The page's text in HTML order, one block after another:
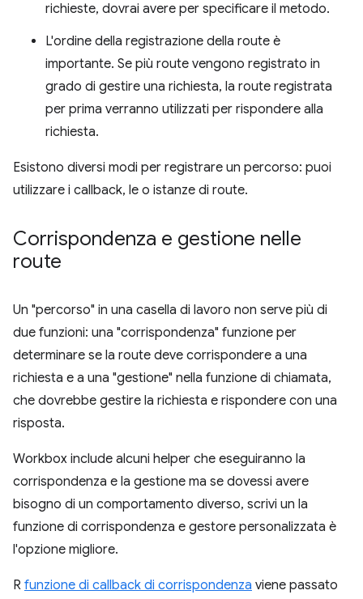
richieste, dovrai avere per specificare il metodo.
L'ordine della registrazione della route è
importante. Se più route vengono registrato in
grado di gestire una richiesta, la route registrata
per prima verranno utilizzati per rispondere alla
richiesta.
Esistono diversi modi per registrare un percorso: puoi
utilizzare i callback, le o istanze di route.
Corrispondenza e gestione nelle
route
Un "percorso" in una casella di lavoro non serve più di
due funzioni: una "corrispondenza" funzione per
determinare se la route deve corrispondere a una
richiesta e a una "gestione" nella funzione di chiamata,
che dovrebbe gestire la richiesta e rispondere con una
risposta.
Workbox include alcuni helper che eseguiranno la
corrispondenza e la gestione ma se dovessi avere
bisogno di un comportamento diverso, scrivi un la
funzione di corrispondenza e gestore personalizzata è
l'opzione migliore.
R funzione di callback di corrispondenza viene passato